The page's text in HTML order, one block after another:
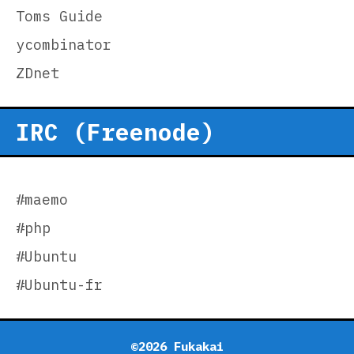
Toms Guide
ycombinator
ZDnet
IRC (Freenode)
#maemo
#php
#Ubuntu
#Ubuntu-fr
©2026 Fukakai